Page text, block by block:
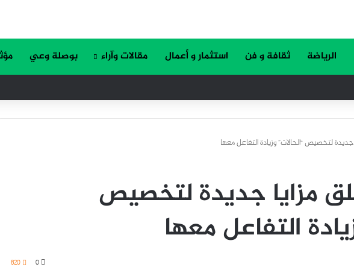
الرياضة ثقافة و فن استثمار و أعمال مقالات وآراء بوصلة وعي
لتخصيص “الحالات” وزيادة التفاعل معها
مزايا جديدة لتخصيص
التفاعل معها
0
820